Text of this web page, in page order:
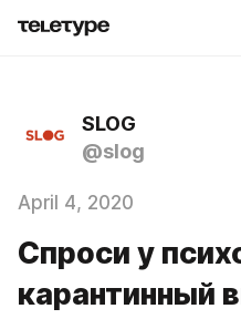
SLOG
@slog
April 4, 2020
Спроси у
карантинный